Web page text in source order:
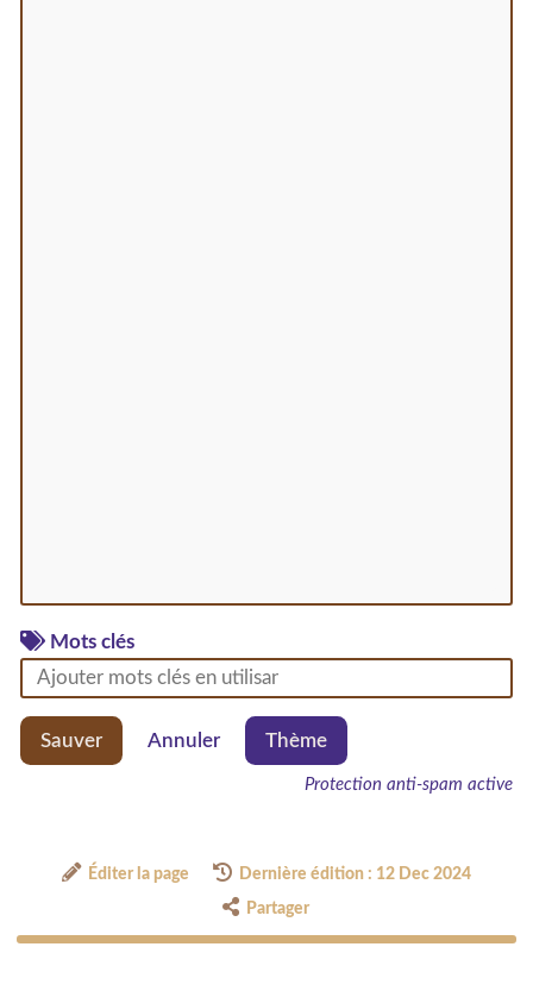
Mots clés
Sauver Annuler Thème
Protection anti-spam active
Éditer la page Dernière édition : 12 Dec 2024
Partager